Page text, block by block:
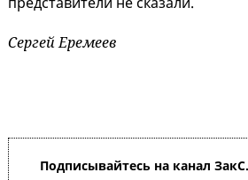
Сергей Еремеев
Подписывайтесь на канал